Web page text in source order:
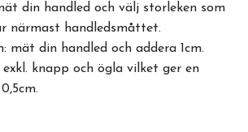
din handled och välj storleken som
närmast handledsmåttet.
mät din handled och addera 1cm.
knapp och ögla vilket ger en